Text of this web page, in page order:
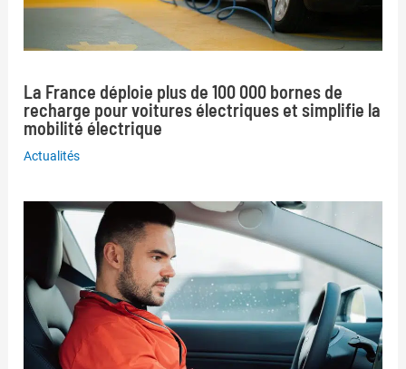
La France déploie plus de 100 000 bornes de
recharge pour voitures électriques et simplifie la
mobilité électrique
Actualités